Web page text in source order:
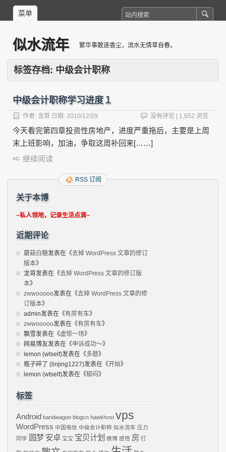
菜单
似水流年 繁华事散逐香尘，流水无情草自春。
标签存档: 中级会计职称
中级会计职称学习进度１
作者: 龙哥 日期: 2010/12/29 没有评论 | 1,652 浏览
今天看完第四章投资性房地产，进度严重拖后，主要是上周
末上班影响，加油，争取这周补回来[……]
继续阅读
RSS 订阅
关于本博
~私人领地，记录生活点滴~
近期评论
蘑菇白糖发表在《去掉 WordPress 文章的修订
版本》
龙哥发表在《去掉 WordPress 文章的修订版
本》
zwwooooo发表在《去掉 WordPress 文章的修
订版本》
admin发表在《有房有车》
zwwooooo发表在《有房有车》
飘雪发表在《虚惊一场》
网易博友发表在《申诉成功～》
lemon (wtself)发表在《多题》
瓶子碎了 (linjing1227)发表在《开始》
lemon (wtself)发表在《郁闷》
标签
Android bandwagon blogcn hawkhost vps
WordPress 中国电信 中级会计职称 似水流年 压力
同学 圆梦 安卓 宝宝 宝贝计划 微博 感悟 房 打